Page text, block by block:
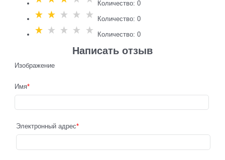
Количество: 0
Количество: 0
Количество: 0
Написать отзыв
Изображение
Имя
Электронный адрес